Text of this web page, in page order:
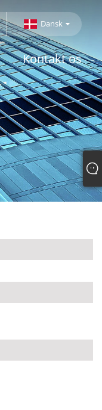
Dansk
Kontakt os